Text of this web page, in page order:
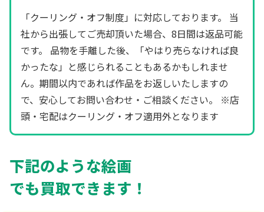
「クーリング・オフ制度」に対応しております。 当
社から出張してご売却頂いた場合、8日間は返品可能
です。 品物を手離した後、「やはり売らなければ良
かったな」と感じられることもあるかもしれませ
ん。期間以内であれば作品をお返しいたしますの
で、安心してお問い合わせ・ご相談ください。 ※店
頭・宅配はクーリング・オフ適用外となります
下記のような絵画
でも買取できます！